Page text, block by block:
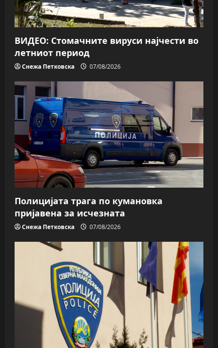
ВИДЕО: Стомачните вируси најчести во
летниот период
Снежа Петковска 07/08/2026
Полицијата трага пo кумановка
пријавена за исчезната
Снежа Петковска 07/08/2026